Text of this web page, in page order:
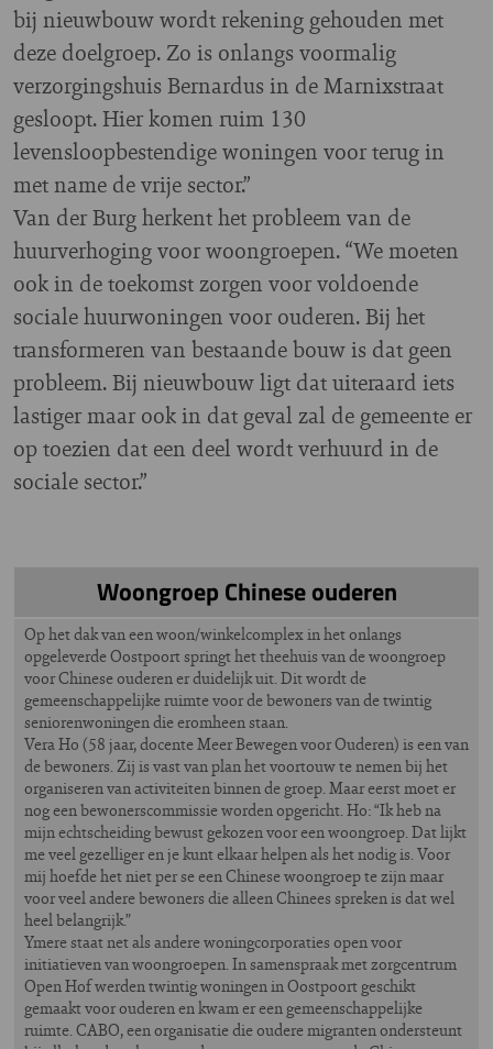
bij nieuwbouw wordt rekening gehouden met
deze doelgroep. Zo is onlangs voormalig
verzorgingshuis Bernardus in de Marnixstraat
gesloopt. Hier komen ruim 130
levensloopbestendige woningen voor terug in
met name de vrije sector.”
Van der Burg herkent het probleem van de
huurverhoging voor woongroepen. “We moeten
ook in de toekomst zorgen voor voldoende
sociale huurwoningen voor ouderen. Bij het
transformeren van bestaande bouw is dat geen
probleem. Bij nieuwbouw ligt dat uiteraard iets
lastiger maar ook in dat geval zal de gemeente er
op toezien dat een deel wordt verhuurd in de
sociale sector.”
Woongroep Chinese ouderen
Op het dak van een woon/winkelcomplex in het onlangs
opgeleverde Oostpoort springt het theehuis van de woongroep
voor Chinese ouderen er duidelijk uit. Dit wordt de
gemeenschappelijke ruimte voor de bewoners van de twintig
seniorenwoningen die eromheen staan.
Vera Ho (58 jaar, docente Meer Bewegen voor Ouderen) is een van
de bewoners. Zij is vast van plan het voortouw te nemen bij het
organiseren van activiteiten binnen de groep. Maar eerst moet er
nog een bewonerscommissie worden opgericht. Ho: “Ik heb na
mijn echtscheiding bewust gekozen voor een woongroep. Dat lijkt
me veel gezelliger en je kunt elkaar helpen als het nodig is. Voor
mij hoefde het niet per se een Chinese woongroep te zijn maar
voor veel andere bewoners die alleen Chinees spreken is dat wel
heel belangrijk.”
Ymere staat net als andere woningcorporaties open voor
initiatieven van woongroepen. In samenspraak met zorgcentrum
Open Hof werden twintig woningen in Oostpoort geschikt
gemaakt voor ouderen en kwam er een gemeenschappelijke
ruimte. CABO, een organisatie die oudere migranten ondersteunt